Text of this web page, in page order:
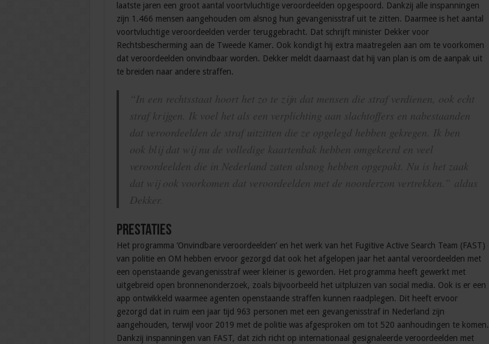
laatste jaren een groot aantal voortvluchtige veroordeelden opgespoord. Dankzij alle inspanningen
zijn 1.466 mensen aangehouden om alsnog hun gevangenisstraf uit te zitten. Daarmee is het aantal
voortvluchtige veroordeelden verder teruggebracht. Dat schrijft minister Dekker voor
Rechtsbescherming aan de Tweede Kamer. Ook kondigt hij extra maatregelen aan om te voorkomen
dat veroordeelden onvindbaar worden. Dekker meldt daarnaast dat hij van plan is om de aanpak uit
te breiden naar andere straffen.
“In een rechtsstaat hoort het zo te zijn dat mensen die straf verdienen, ook echt
straf krijgen. Ik voel het als een verplichting aan slachtoffers en nabestaanden
dat veroordeelden de straf uitzitten die ze opgelegd hebben gekregen. Ik ben
ook blij dat wij nu de volledige kaartenbak hebben omgekeerd en veel
veroordeelden die in Nederland zaten alsnog hebben opgepakt. Nu is het zaak
dat wij ook voorkomen dat veroordeelden met de noorderzon vertrekken.” aldus
Dekker.
Prestaties
Het programma ‘Onvindbare veroordeelden’ en het werk van het Fugitive Active Search Team (FAST)
van politie en OM hebben ervoor gezorgd dat ook het afgelopen jaar het aantal veroordeelden met
een openstaande gevangenisstraf weer kleiner is geworden. Het programma heeft gewerkt met
uitgebreid open bronnenonderzoek, zoals bijvoorbeeld het uitpluizen van social media. Ook is er een
app ontwikkeld waarmee agenten openstaande straffen kunnen raadplegen. Dit heeft ervoor
gezorgd dat in ruim een jaar tijd 963 personen met een gevangenisstraf in Nederland zijn
aangehouden, terwijl voor 2019 met de politie was afgesproken om tot 520 aanhoudingen te komen.
Dankzij inspanningen van FAST, dat zich richt op internationaal gesignaleerde veroordeelden met